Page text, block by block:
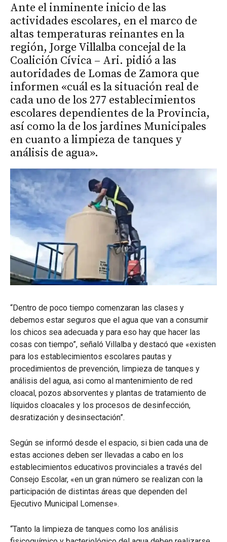
Ante el inminente inicio de las
actividades escolares, en el marco de
altas temperaturas reinantes en la
región, Jorge Villalba concejal de la
Coalición Cívica – Ari. pidió a las
autoridades de Lomas de Zamora que
informen «cuál es la situación real de
cada uno de los 277 establecimientos
escolares dependientes de la Provincia,
así como la de los jardines Municipales
en cuanto a limpieza de tanques y
análisis de agua».
“Dentro de poco tiempo comenzaran las clases y
debemos estar seguros que el agua que van a consumir
los chicos sea adecuada y para eso hay que hacer las
cosas con tiempo”, señaló Villalba y destacó que «existen
para los establecimientos escolares pautas y
procedimientos de prevención, limpieza de tanques y
análisis del agua, asi como al mantenimiento de red
cloacal, pozos absorventes y plantas de tratamiento de
líquidos cloacales y los procesos de desinfección,
desratización y desinsectación”.
Según se informó desde el espacio, si bien cada una de
estas acciones deben ser llevadas a cabo en los
establecimientos educativos provinciales a través del
Consejo Escolar, «en un gran número se realizan con la
participación de distintas áreas que dependen del
Ejecutivo Municipal Lomense».
“Tanto la limpieza de tanques como los análisis